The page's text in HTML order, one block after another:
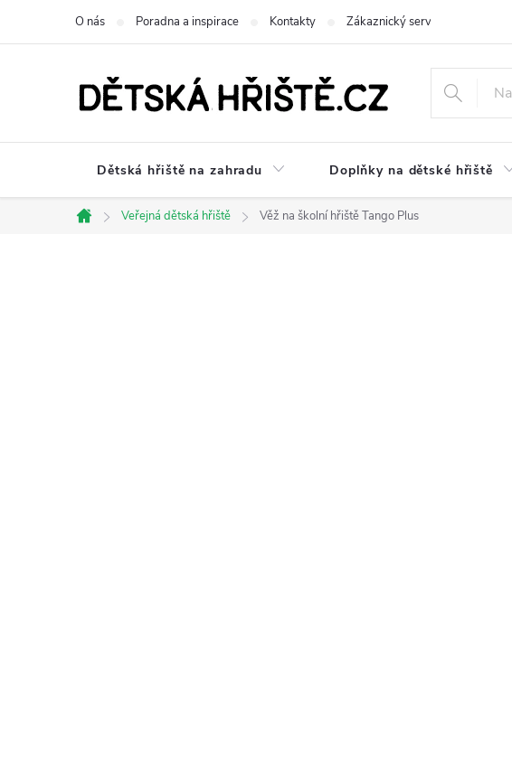
O nás Poradna a inspirace Kontakty Zákaznický servis
Dětská hřiště na zahradu Doplňky na dětské hřiště
Domů
Veřejná dětská hřiště Věž na školní hřiště Tango Plus